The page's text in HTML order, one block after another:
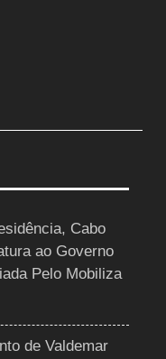
Cabo
ao Governo
Pelo Mobiliza
de Valdemar